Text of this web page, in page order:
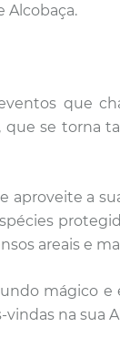
Alcobaça.
que
que se torna
e aproveite a
areais e
mágico
na sua